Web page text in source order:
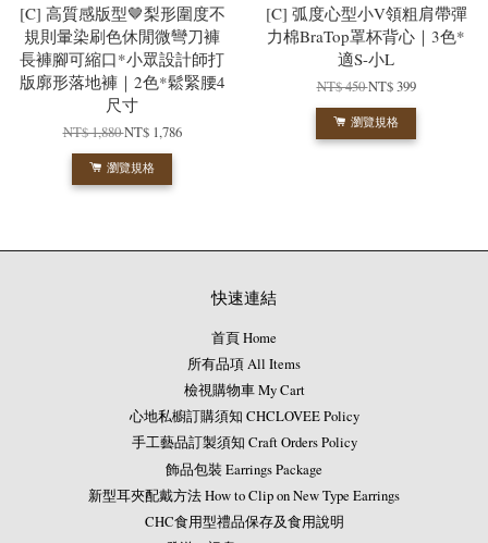
[C] 高質感版型🤎梨形圍度不
規則暈染刷色休閒微彎刀褲
長褲腳可縮口*小眾設計師打
版廓形落地褲｜2色*鬆緊腰4
尺寸
NT$ 1,880NT$ 1,786
瀏覽規格
[C] 弧度心型小V領粗肩帶彈
力棉BraTop罩杯背心｜3色*
適S-小L
NT$ 450NT$ 399
瀏覽規格
快速連結
首頁 Home
所有品項 All Items
檢視購物車 My Cart
心地私櫥訂購須知 CHCLOVEE Policy
手工藝品訂製須知 Craft Orders Policy
飾品包裝 Earrings Package
新型耳夾配戴方法 How to Clip on New Type Earrings
CHC食用型禮品保存及食用說明